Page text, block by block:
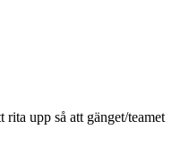
rita upp så att gänget/teamet